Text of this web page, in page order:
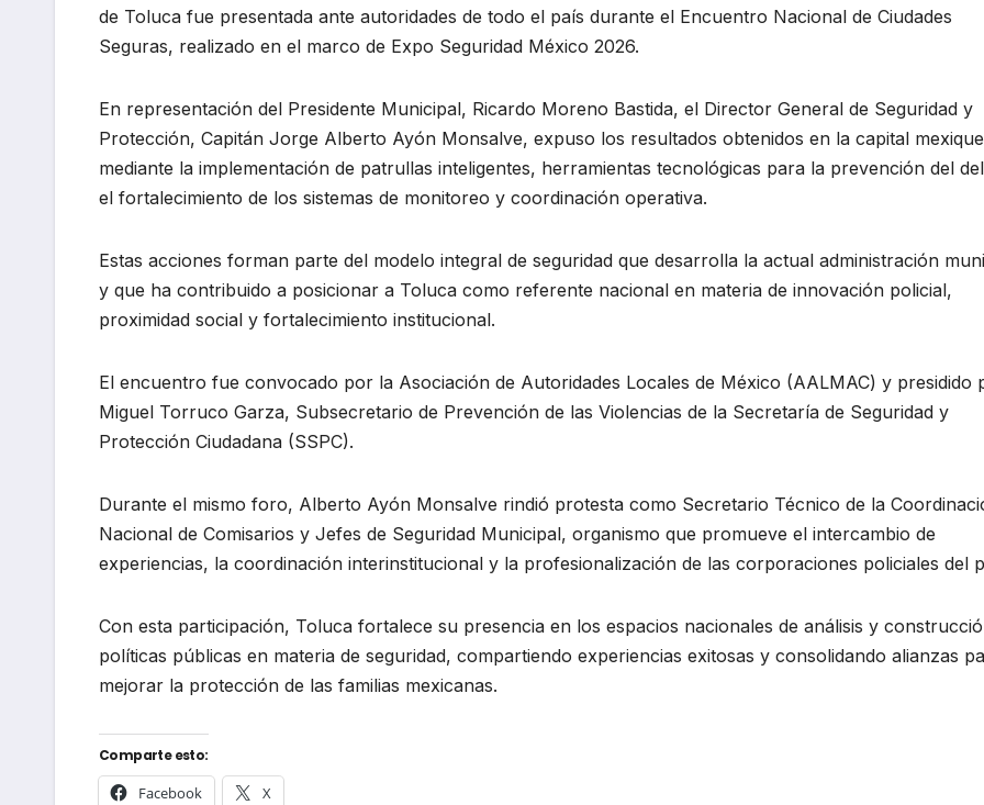
de Toluca fue presentada ante autoridades de todo el país durante el Encuentro Nacional de Ciudades
Seguras, realizado en el marco de Expo Seguridad México 2026.
En representación del Presidente Municipal, Ricardo Moreno Bastida, el Director General de Seguridad y
Protección, Capitán Jorge Alberto Ayón Monsalve, expuso los resultados obtenidos en la capital
mediante la implementación de patrullas inteligentes, herramientas tecnológicas para la prevención del
el fortalecimiento de los sistemas de monitoreo y coordinación operativa.
Estas acciones forman parte del modelo integral de seguridad que desarrolla la actual administración
y que ha contribuido a posicionar a Toluca como referente nacional en materia de innovación policial,
proximidad social y fortalecimiento institucional.
El encuentro fue convocado por la Asociación de Autoridades Locales de México (AALMAC) y presidido
Miguel Torruco Garza, Subsecretario de Prevención de las Violencias de la Secretaría de Seguridad y
Protección Ciudadana (SSPC).
Durante el mismo foro, Alberto Ayón Monsalve rindió protesta como Secretario Técnico de la
Nacional de Comisarios y Jefes de Seguridad Municipal, organismo que promueve el intercambio de
experiencias, la coordinación interinstitucional y la profesionalización de las corporaciones policiales del
Con esta participación, Toluca fortalece su presencia en los espacios nacionales de análisis y
políticas públicas en materia de seguridad, compartiendo experiencias exitosas y consolidando alianzas
mejorar la protección de las familias mexicanas.
Comparte esto:
Facebook X